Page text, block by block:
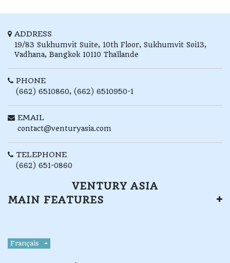
ADDRESS
19/83 Sukhumvit Suite, 10th Floor, Sukhumvit Soi13,
Vadhana, Bangkok 10110 Thaïlande
PHONE
(662) 6510860, (662) 6510950-1
EMAIL
contact@venturyasia.com
TELEPHONE
(662) 651-0860
VENTURY ASIA
MAIN FEATURES
Français